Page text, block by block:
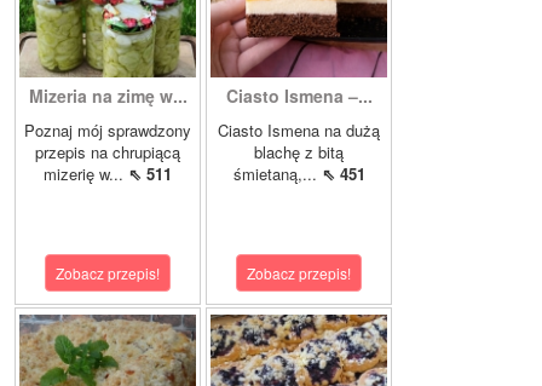
Mizeria na zimę w...
Poznaj mój sprawdzony
przepis na chrupiącą
mizerię w... ⇖ 511
Zobacz przepis!
Ciasto Ismena –...
Ciasto Ismena na dużą
blachę z bitą
śmietaną,... ⇖ 451
Zobacz przepis!